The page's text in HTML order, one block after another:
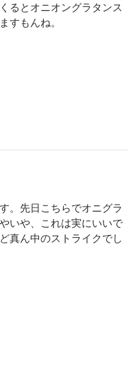
るとオニオングラタンス
すもんね。
。先日こちらでオニグラ
いや、これは実にいいで
真ん中のストライクでし